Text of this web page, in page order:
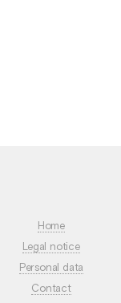
Home
Legal notice
Personal data
Contact